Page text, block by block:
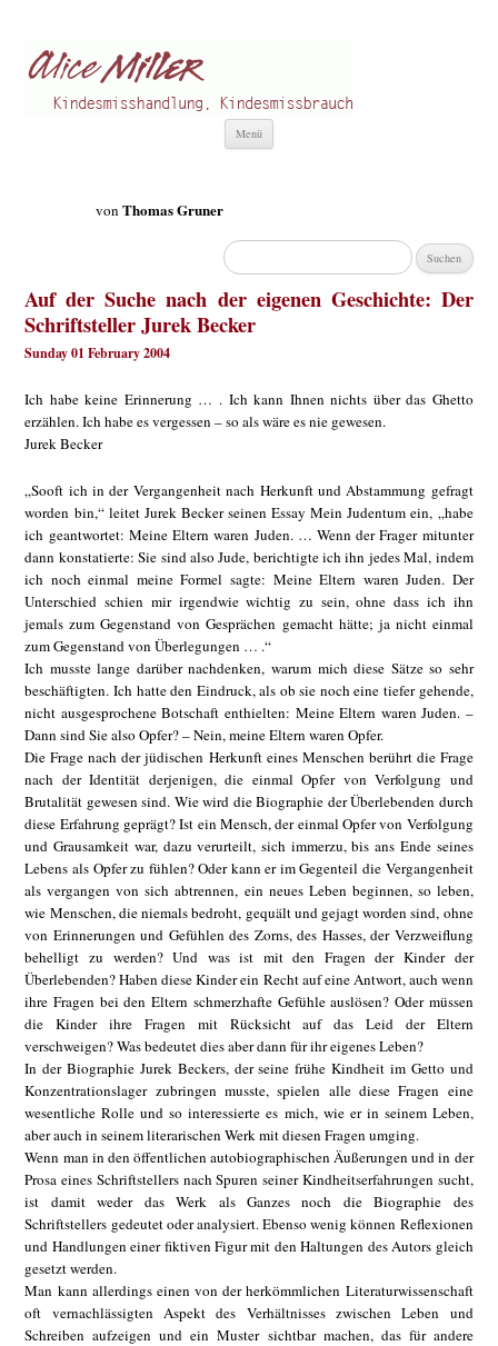
Menü
Suchen
nach:
von Thomas Gruner
Auf der Suche nach der eigenen Geschichte: Der
Schriftsteller Jurek Becker
Sunday 01 February 2004
Ich habe keine Erinnerung … . Ich kann Ihnen nichts über das Ghetto
erzählen. Ich habe es vergessen – so als wäre es nie gewesen.
Jurek Becker
„Sooft ich in der Vergangenheit nach Herkunft und Abstammung gefragt
worden bin,“ leitet Jurek Becker seinen Essay Mein Judentum ein, „habe
ich geantwortet: Meine Eltern waren Juden. … Wenn der Frager mitunter
dann konstatierte: Sie sind also Jude, berichtigte ich ihn jedes Mal, indem
ich noch einmal meine Formel sagte: Meine Eltern waren Juden. Der
Unterschied schien mir irgendwie wichtig zu sein, ohne dass ich ihn
jemals zum Gegenstand von Gesprächen gemacht hätte; ja nicht einmal
zum Gegenstand von Überlegungen … .“
Ich musste lange darüber nachdenken, warum mich diese Sätze so sehr
beschäftigten. Ich hatte den Eindruck, als ob sie noch eine tiefer gehende,
nicht ausgesprochene Botschaft enthielten: Meine Eltern waren Juden. –
Dann sind Sie also Opfer? – Nein, meine Eltern waren Opfer.
Die Frage nach der jüdischen Herkunft eines Menschen berührt die Frage
nach der Identität derjenigen, die einmal Opfer von Verfolgung und
Brutalität gewesen sind. Wie wird die Biographie der Überlebenden durch
diese Erfahrung geprägt? Ist ein Mensch, der einmal Opfer von Verfolgung
und Grausamkeit war, dazu verurteilt, sich immerzu, bis ans Ende seines
Lebens als Opfer zu fühlen? Oder kann er im Gegenteil die Vergangenheit
als vergangen von sich abtrennen, ein neues Leben beginnen, so leben,
wie Menschen, die niemals bedroht, gequält und gejagt worden sind, ohne
von Erinnerungen und Gefühlen des Zorns, des Hasses, der Verzweiflung
behelligt zu werden? Und was ist mit den Fragen der Kinder der
Überlebenden? Haben diese Kinder ein Recht auf eine Antwort, auch wenn
ihre Fragen bei den Eltern schmerzhafte Gefühle auslösen? Oder müssen
die Kinder ihre Fragen mit Rücksicht auf das Leid der Eltern
verschweigen? Was bedeutet dies aber dann für ihr eigenes Leben?
In der Biographie Jurek Beckers, der seine frühe Kindheit im Getto und
Konzentrationslager zubringen musste, spielen alle diese Fragen eine
wesentliche Rolle und so interessierte es mich, wie er in seinem Leben,
aber auch in seinem literarischen Werk mit diesen Fragen umging.
Wenn man in den öffentlichen autobiographischen Äußerungen und in der
Prosa eines Schriftstellers nach Spuren seiner Kindheitserfahrungen sucht,
ist damit weder das Werk als Ganzes noch die Biographie des
Schriftstellers gedeutet oder analysiert. Ebenso wenig können Reflexionen
und Handlungen einer fiktiven Figur mit den Haltungen des Autors gleich
gesetzt werden.
Man kann allerdings einen von der herkömmlichen Literaturwissenschaft
oft vernachlässigten Aspekt des Verhältnisses zwischen Leben und
Schreiben aufzeigen und ein Muster sichtbar machen, das für andere